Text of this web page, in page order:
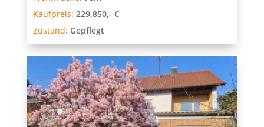
Kaufpreis: 229.850,- €
Zustand: Gepflegt